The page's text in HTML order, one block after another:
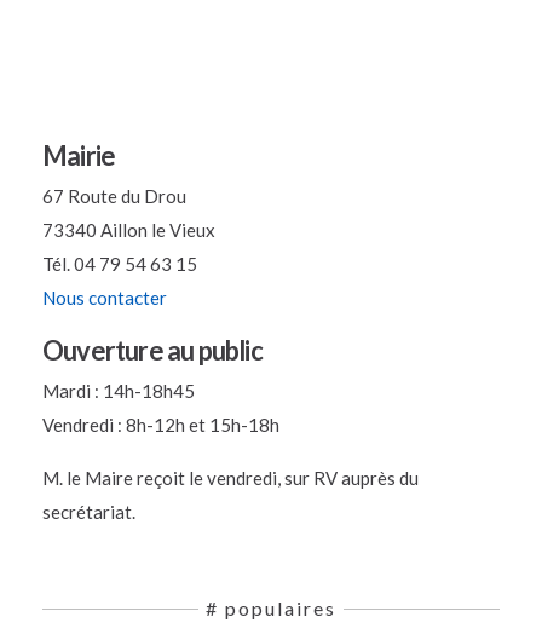
Mairie
67 Route du Drou
73340 Aillon le Vieux
Tél. 04 79 54 63 15
Nous contacter
Ouverture au public
Mardi : 14h-18h45
Vendredi : 8h-12h et 15h-18h
M. le Maire reçoit le vendredi, sur RV auprès du
secrétariat.
# populaires